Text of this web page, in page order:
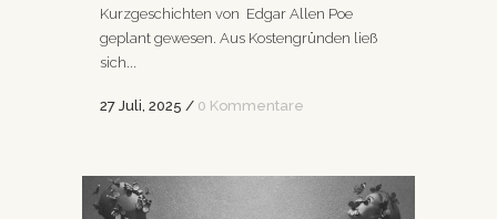
Kurzgeschichten von Edgar Allen Poe
geplant gewesen. Aus Kostengründen ließ
sich...
27 Juli, 2025 / 0 Kommentare